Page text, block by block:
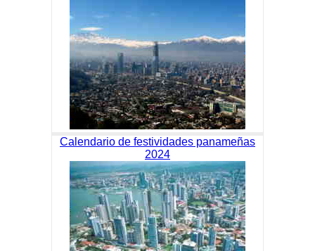
Calendario de festividades panameñas
2024